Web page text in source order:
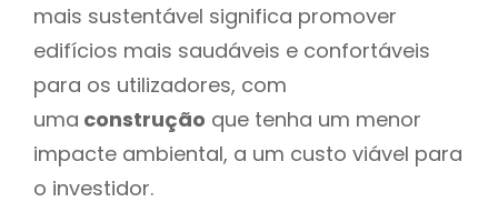
mais sustentável significa promover
edifícios mais saudáveis e confortáveis
para os utilizadores, com
uma construção que tenha um menor
impacte ambiental, a um custo viável para
o investidor.